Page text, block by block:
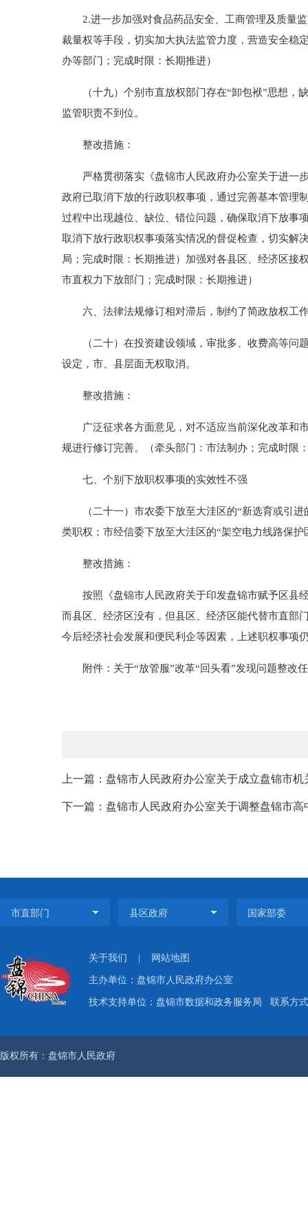
2.进一步加强对食品药品安全、工商管理及质量监
裁量权等手段，切实加大执法监管力度，营造安全稳
办等部门；完成时限：长期推进）
（十九）个别市直放权部门存在“卸包袱”思想，缺
监管职责不到位。
整改措施：
严格贯彻落实《盘锦市人民政府办公室关于进一步
政府已取消下放的行政职权事项，通过完善基本管理
过程中出现越位、缺位、错位问题，确保取消下放事
取消下放行政职权事项落实情况的督促检查，切实解
局；完成时限：长期推进）加强对各县区、经济区接
市直权力下放部门；完成时限：长期推进）
六、法律法规修订相对滞后，制约了简政放权工
（二十）在投资建设领域，审批多、收费高等问题
设定，市、县层面无权取消。
整改措施：
广泛征求各方面意见，对不适应当前深化改革和市
规进行修订完善。（牵头部门：市法制办；完成时限
七、个别下放职权事项的实效性不强
（二十一）市农委下放至大洼区的“新选育或引进
类职权；市经信委下放至大洼区的“架空电力线路保
整改措施：
按照《盘锦市人民政府关于印发盘锦市赋予区县经
而县区、经济区没有，但县区、经济区能代替市直部
今后经济社会发展和便民利企等因素，上述职权事项
附件：关于“放管服”改革“回头看”发现问题整改
上一篇：盘锦市人民政府办公室关于成立盘锦市
下一篇：盘锦市人民政府办公室关于调整盘锦市
关于我们 网站地图
主办单位：盘锦市人民政府办公室
技术支持单位：盘锦市数据和政务服务局 联系方
版权所有：盘锦市人民政府